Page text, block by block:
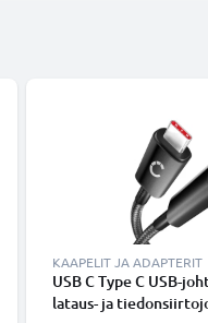
KAAPELIT JA ADAPTERIT
USB C Type C USB-
lataus- ja